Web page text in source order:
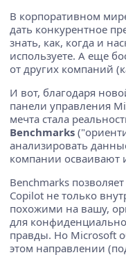
В корпоративном
дать конкурентное
знать, как, когда и
используете. А еще
от других компаний
И вот, благодаря
панели управления
мечта стала
Benchmarks
анализировать
компании осваивают
Benchmarks
Copilot не только
похожими на вашу,
для
правды. Но Microsoft
этом направлении